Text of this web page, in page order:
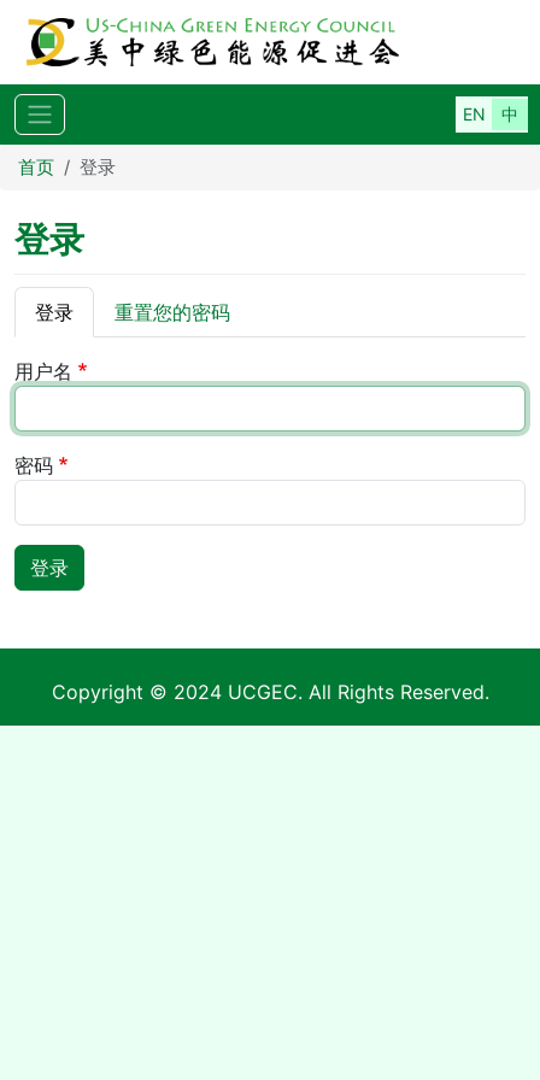
跳转到主要内容
首页 登录
登录
主标签
登录 重置您的密码
用户名
密码
登录
Copyright © 2024 UCGEC. All Rights Reserved.